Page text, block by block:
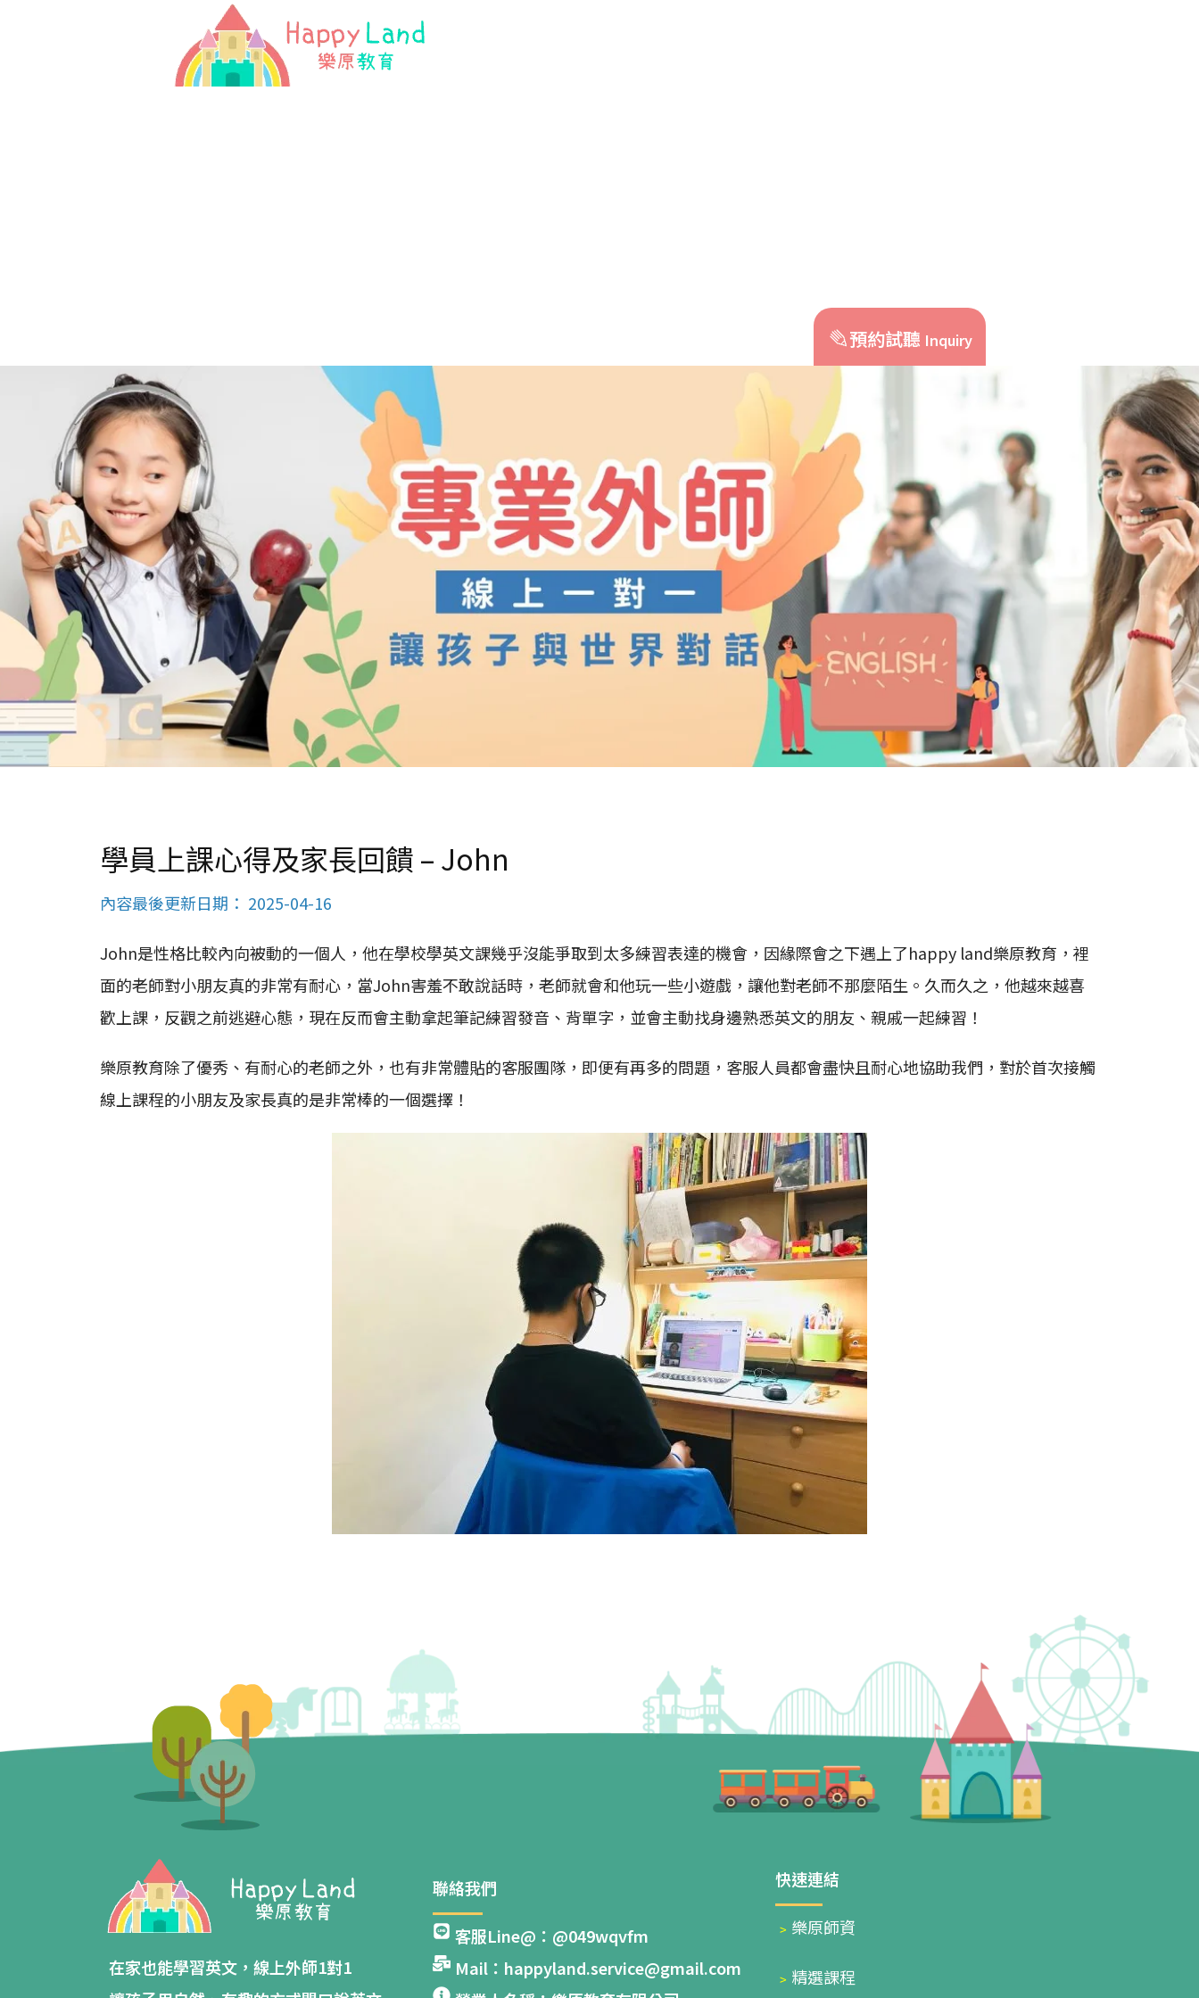
預約試聽 Inquiry
學員上課心得及家長回饋 – John
內容最後更新日期： 2025-04-16
John是性格比較內向被動的一個人，他在學校學英文課幾乎沒能爭取到太多練習表達的機會，因緣際會之下遇上了happy land樂原教育，裡
面的老師對小朋友真的非常有耐心，當John害羞不敢說話時，老師就會和他玩一些小遊戲，讓他對老師不那麼陌生。久而久之，他越來越喜
歡上課，反觀之前逃避心態，現在反而會主動拿起筆記練習發音、背單字，並會主動找身邊熟悉英文的朋友、親戚一起練習！
樂原教育除了優秀、有耐心的老師之外，也有非常體貼的客服團隊，即便有再多的問題，客服人員都會盡快且耐心地協助我們，對於首次接觸
線上課程的小朋友及家長真的是非常棒的一個選擇！
在家也能學習英文，線上外師1對1
聯絡我們
客服Line@：@049wqvfm
Mail：happyland.service@gmail.com
快速連結
﹥ 樂原師資
﹥ 精選課程